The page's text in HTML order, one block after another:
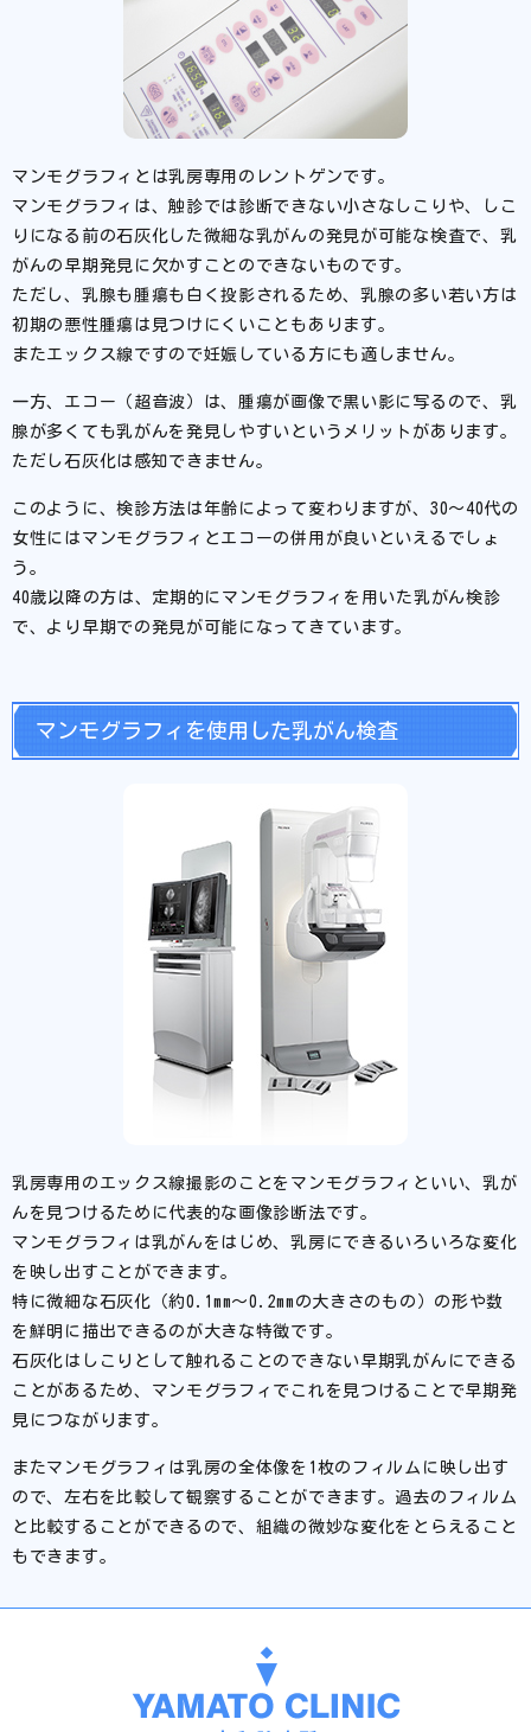
マンモグラフィとは乳房専用のレントゲンです。
マンモグラフィは、触診では診断できない小さなしこりや、しこ
りになる前の石灰化した微細な乳がんの発見が可能な検査で、乳
がんの早期発見に欠かすことのできないものです。
ただし、乳腺も腫瘍も白く投影されるため、乳腺の多い若い方は
初期の悪性腫瘍は見つけにくいこともあります。
またエックス線ですので妊娠している方にも適しません。
一方、エコー（超音波）は、腫瘍が画像で黒い影に写るので、乳
腺が多くても乳がんを発見しやすいというメリットがあります。
ただし石灰化は感知できません。
このように、検診方法は年齢によって変わりますが、30～40代の
女性にはマンモグラフィとエコーの併用が良いといえるでしょ
う。
40歳以降の方は、定期的にマンモグラフィを用いた乳がん検診
で、より早期での発見が可能になってきています。
マンモグラフィを使用した乳がん検査
乳房専用のエックス線撮影のことをマンモグラフィといい、乳が
んを見つけるために代表的な画像診断法です。
マンモグラフィは乳がんをはじめ、乳房にできるいろいろな変化
を映し出すことができます。
特に微細な石灰化（約0.1mm～0.2mmの大きさのもの）の形や数
を鮮明に描出できるのが大きな特徴です。
石灰化はしこりとして触れることのできない早期乳がんにできる
ことがあるため、マンモグラフィでこれを見つけることで早期発
見につながります。
またマンモグラフィは乳房の全体像を1枚のフィルムに映し出す
ので、左右を比較して観察することができます。過去のフィルム
と比較することができるので、組織の微妙な変化をとらえること
もできます。